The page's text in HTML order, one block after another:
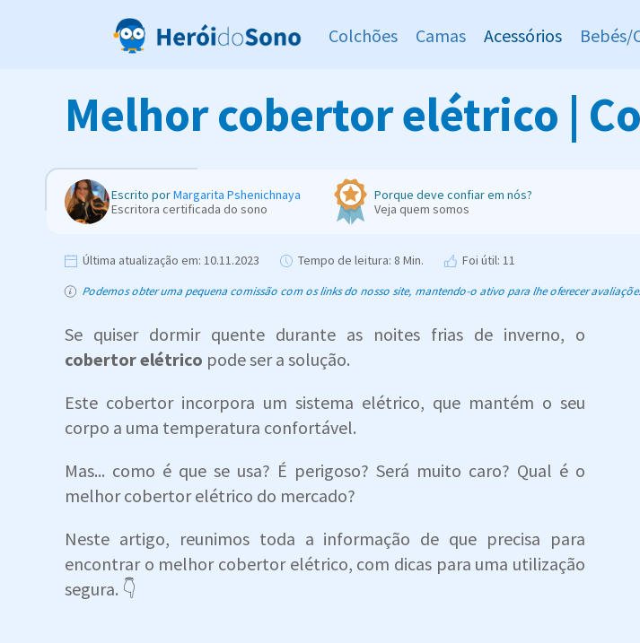
Colchões Camas Acessórios Bebés/
Melhor cobertor elétrico |
Escrito porMargarita Pshenichnaya
Escritora certificada do sono
Porque deve confiar em nós?
Veja quem somos
Última atualização em: 10.11.2023 Tempo de leitura: 8 Min. Foi útil: 11
Podemos obter uma pequena comissão com os links do nosso site, mantendo-o ativo para lhe oferecer
Se quiser dormir quente durante as noites frias de inverno, o
cobertor elétrico pode ser a solução.
Este cobertor incorpora um sistema elétrico, que mantém o seu
corpo a uma temperatura confortável.
Mas... como é que se usa? É perigoso? Será muito caro? Qual é o
melhor cobertor elétrico do mercado?
Neste artigo, reunimos toda a informação de que precisa para
encontrar o melhor cobertor elétrico, com dicas para uma utilização
segura. 👇